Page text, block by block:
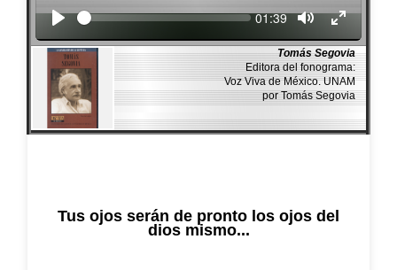
Seek Current
01:39
Tomás Segovia
Editora del fonograma:
Voz Viva de México. UNAM
por Tomás Segovia
Tus ojos serán de pronto los ojos del
dios mismo...